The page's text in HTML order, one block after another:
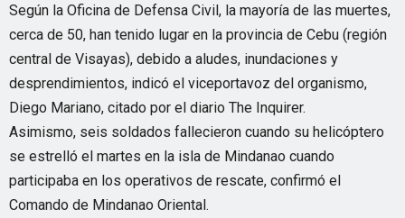
Según la Oficina de Defensa Civil, la mayoría de las muertes,
cerca de 50, han tenido lugar en la provincia de Cebu (región
central de Visayas), debido a aludes, inundaciones y
desprendimientos, indicó el viceportavoz del organismo,
Diego Mariano, citado por el diario The Inquirer.
Asimismo, seis soldados fallecieron cuando su helicóptero
se estrelló el martes en la isla de Mindanao cuando
participaba en los operativos de rescate, confirmó el
Comando de Mindanao Oriental.